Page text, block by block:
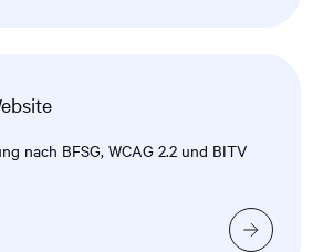
nach BFSG, WCAG 2.2 und BITV